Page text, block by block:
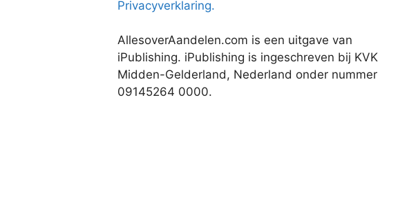
Privacyverklaring.
AllesoverAandelen.com is een uitgave van
iPublishing. iPublishing is ingeschreven bij KVK
Midden-Gelderland, Nederland onder nummer
09145264 0000.